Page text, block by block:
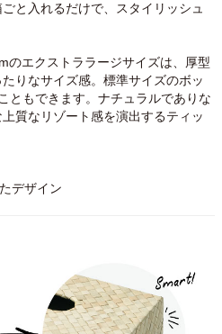
と入れるだけで、スタイリッシュ
のエクストララージサイズは、厚型
りなサイズ感。標準サイズのボッ
ともできます。ナチュラルでありな
質なリゾート感を演出するティッ
デザイン